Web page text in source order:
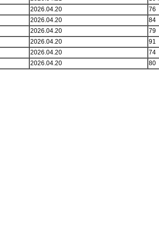
2026.04.20
76
2026.04.20
84
2026.04.20
79
2026.04.20
91
2026.04.20
74
2026.04.20 80